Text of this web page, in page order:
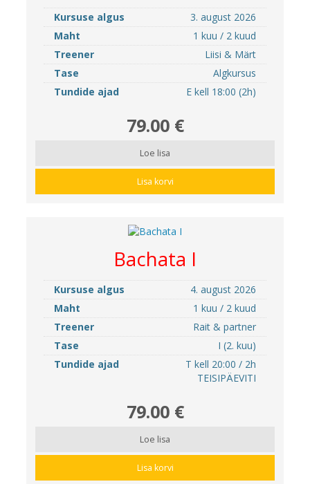
Kursuse algus
3. august 2026
Maht
1 kuu / 2 kuud
Treener
Liisi & Märt
Tase
Algkursus
Tundide ajad
E kell 18:00 (2h)
79.00 €
Loe lisa
Lisa korvi
Bachata I
Kursuse algus
4. august 2026
Maht
1 kuu / 2 kuud
Treener
Rait & partner
Tase
I (2. kuu)
Tundide ajad
T kell 20:00 / 2h
TEISIPÄEVITI
79.00 €
Loe lisa
Lisa korvi